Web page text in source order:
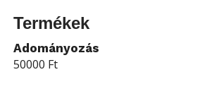
Termékek
Adományozás
50000 Ft